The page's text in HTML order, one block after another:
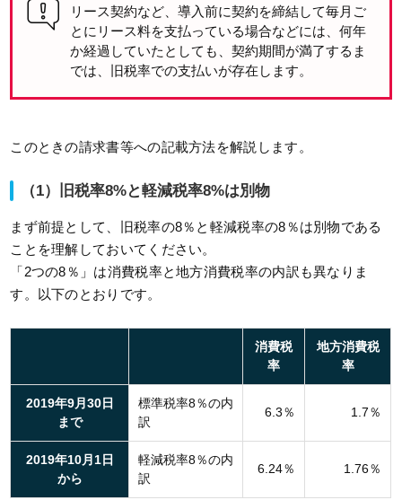
リース契約など、導入前に契約を締結して毎月ご
とにリース料を支払っている場合などには、何年
か経過していたとしても、契約期間が満了するま
では、旧税率での支払いが存在します。
このときの請求書等への記載方法を解説します。
（1）旧税率8%と軽減税率8%は別物
まず前提として、旧税率の8％と軽減税率の8％は別物である
ことを理解しておいてください。
「2つの8％」は消費税率と地方消費税率の内訳も異なりま
す。以下のとおりです。
消費税
率
地方消費税
率
2019年9月30日
まで
標準税率8％の内
訳
6.3％ 1.7％
2019年10月1日
から
軽減税率8％の内
訳
6.24％ 1.76％